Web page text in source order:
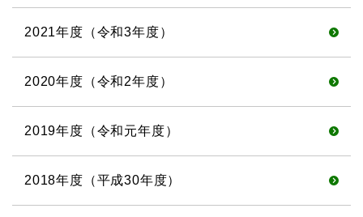
2021年度（令和3年度）
2020年度（令和2年度）
2019年度（令和元年度）
2018年度（平成30年度）